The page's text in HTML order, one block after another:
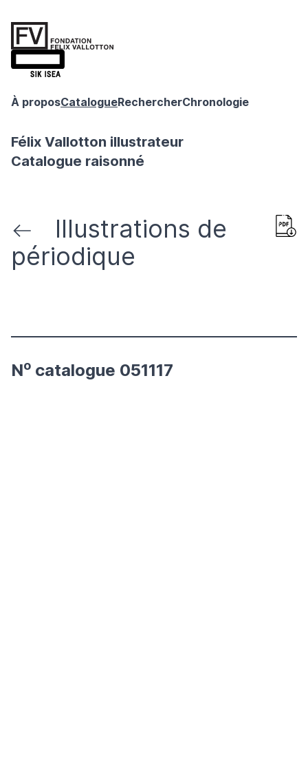
À proposCatalogueRechercherChronologie
Félix Vallotton illustrateur
Catalogue raisonné
Illustrations de
périodique
No catalogue 051117